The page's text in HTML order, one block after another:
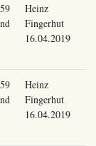
Heinz
Fingerhut
16.04.2019
Heinz
Fingerhut
16.04.2019